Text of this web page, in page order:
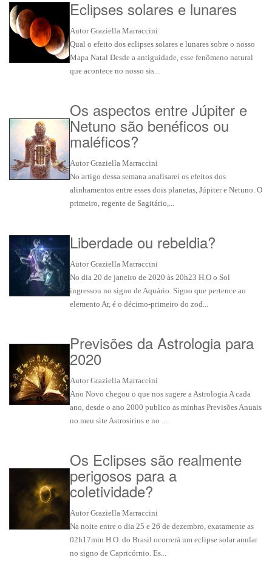
Eclipses solares e lunares
Autor Graziella Marraccini
Qual o efeito dos eclipses solares e lunares sobre o nosso
Mapa Natal Desde a antiguidade, esse fenômeno natural
que acontece no nosso sis...
Os aspectos entre Júpiter e
Netuno são benéficos ou
maléficos?
Autor Graziella Marraccini
No artigo dessa semana analisarei os efeitos dos
alinhamentos entre esses dois planetas, Júpiter e Netuno. O
primeiro, regente de Sagitário,...
Liberdade ou rebeldia?
Autor Graziella Marraccini
No dia 20 de janeiro de 2020 às 20h23 H.O o Sol
ingressou no signo de Aquário. Signo que pertence ao
elemento Ar, é o décimo-primeiro do zod...
Previsões da Astrologia para
2020
Autor Graziella Marraccini
Ano Novo chegou o que nos sugere a Astrologia A cada
ano, desde o ano 2000 publico as minhas Previsões Anuais
no meu site Astrosirius e no ...
Os Eclipses são realmente
perigosos para a
coletividade?
Autor Graziella Marraccini
Na noite entre o dia 25 e 26 de dezembro, exatamente as
02h17min H.O. do Brasil ocorrerá um eclipse solar anular
no signo de Capricórnio. Es...